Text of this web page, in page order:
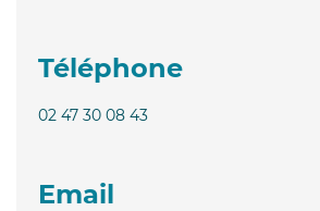
Téléphone
02 47 30 08 43
Email